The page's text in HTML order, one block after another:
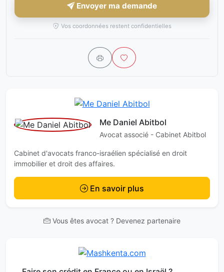
Envoyer ma demande
Vos coordonnées restent confidentielles
Me Daniel Abitbol
Avocat associé - Cabinet Abitbol
Cabinet d'avocats franco-israélien spécialisé en droit
immobilier et droit des affaires.
En savoir plus
Vous êtes avocat ? Devenez partenaire